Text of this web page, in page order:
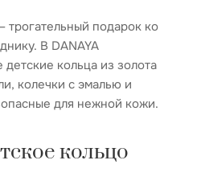
трогательный подарок ко
В DANAYA
кольца из золота
колечки с эмалью и
для нежной кожи.
кольцо